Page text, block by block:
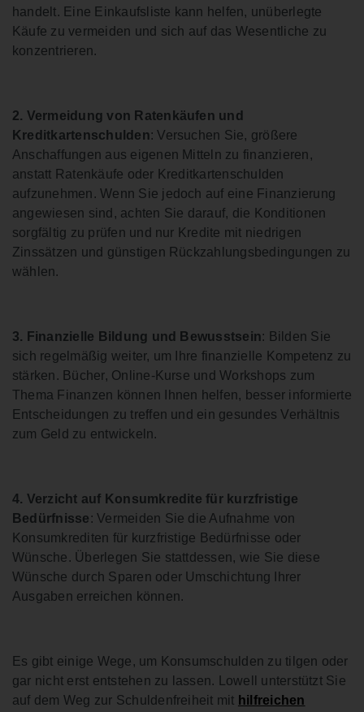
handelt. Eine Einkaufsliste kann helfen, unüberlegte
Käufe zu vermeiden und sich auf das Wesentliche zu
konzentrieren.
2. Vermeidung von Ratenkäufen und
Kreditkartenschulden: Versuchen Sie, größere
Anschaffungen aus eigenen Mitteln zu finanzieren,
anstatt Ratenkäufe oder Kreditkartenschulden
aufzunehmen. Wenn Sie jedoch auf eine Finanzierung
angewiesen sind, achten Sie darauf, die Konditionen
sorgfältig zu prüfen und nur Kredite mit niedrigen
Zinssätzen und günstigen Rückzahlungsbedingungen zu
wählen.
3. Finanzielle Bildung und Bewusstsein: Bilden Sie
sich regelmäßig weiter, um Ihre finanzielle Kompetenz zu
stärken. Bücher, Online-Kurse und Workshops zum
Thema Finanzen können Ihnen helfen, besser informierte
Entscheidungen zu treffen und ein gesundes Verhältnis
zum Geld zu entwickeln.
4. Verzicht auf Konsumkredite für kurzfristige
Bedürfnisse : Vermeiden Sie die Aufnahme von
Konsumkrediten für kurzfristige Bedürfnisse oder
Wünsche. Überlegen Sie stattdessen, wie Sie diese
Wünsche durch Sparen oder Umschichtung Ihrer
Ausgaben erreichen können.
Es gibt einige Wege, um Konsumschulden zu tilgen oder
gar nicht erst entstehen zu lassen. Lowell unterstützt Sie
auf dem Weg zur Schuldenfreiheit mit hilfreichen